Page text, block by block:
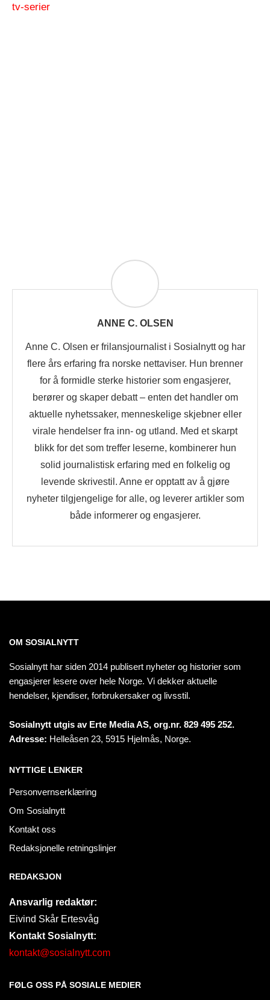
tv-serier
ANNE C. OLSEN
Anne C. Olsen er frilansjournalist i Sosialnytt og har
flere års erfaring fra norske nettaviser. Hun brenner
for å formidle sterke historier som engasjerer,
berører og skaper debatt – enten det handler om
aktuelle nyhetssaker, menneskelige skjebner eller
virale hendelser fra inn- og utland. Med et skarpt
blikk for det som treffer leserne, kombinerer hun
solid journalistisk erfaring med en folkelig og
levende skrivestil. Anne er opptatt av å gjøre
nyheter tilgjengelige for alle, og leverer artikler som
både informerer og engasjerer.
OM SOSIALNYTT
Sosialnytt har siden 2014 publisert nyheter og historier som
engasjerer lesere over hele Norge. Vi dekker aktuelle
hendelser, kjendiser, forbrukersaker og livsstil.
Sosialnytt utgis av Erte Media AS, org.nr. 829 495 252.
Adresse: Helleåsen 23, 5915 Hjelmås, Norge.
NYTTIGE LENKER
Personvernserklæring
Om Sosialnytt
Kontakt oss
Redaksjonelle retningslinjer
REDAKSJON
Ansvarlig redaktør:
Eivind Skår Ertesvåg
Kontakt Sosialnytt:
kontakt@sosialnytt.com
FØLG OSS PÅ SOSIALE MEDIER​